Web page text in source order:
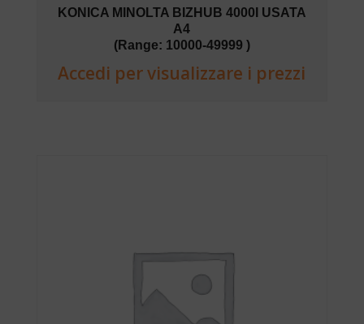
KONICA MINOLTA BIZHUB 4000I USATA
A4
(Range: 10000-49999 )
Accedi per visualizzare i prezzi